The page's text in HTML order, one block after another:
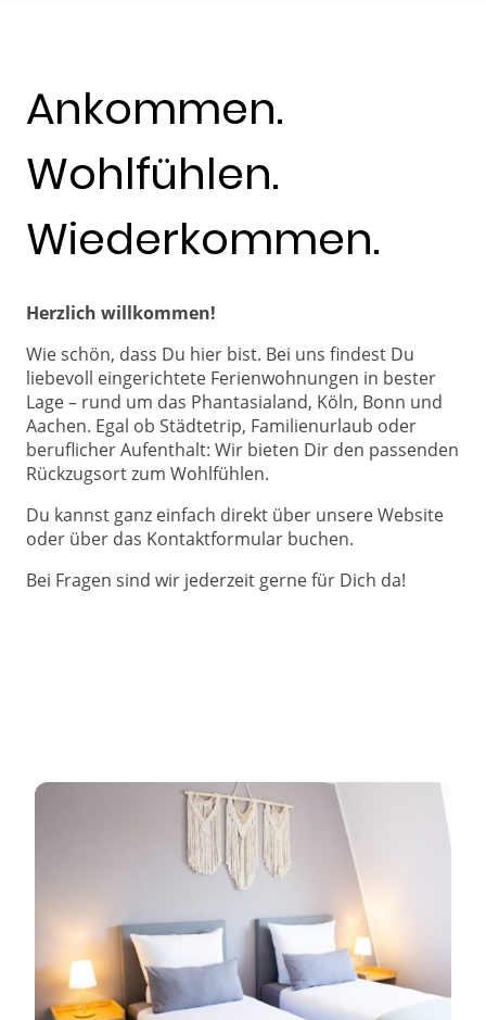
Ankommen.
Wohlfühlen.
Wiederkommen.
Herzlich willkommen!
Wie schön, dass Du hier bist. Bei uns findest Du
liebevoll eingerichtete Ferienwohnungen in bester
Lage – rund um das Phantasialand, Köln, Bonn und
Aachen. Egal ob Städtetrip, Familienurlaub oder
beruflicher Aufenthalt: Wir bieten Dir den passenden
Rückzugsort zum Wohlfühlen.
Du kannst ganz einfach direkt über unsere Website
oder über das Kontaktformular buchen.
Bei Fragen sind wir jederzeit gerne für Dich da!